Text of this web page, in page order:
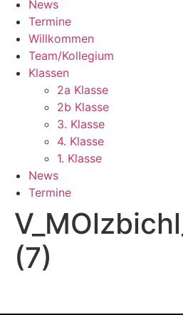
News
Termine
Willkommen
Team/Kollegium
Klassen
2a Klasse
2b Klasse
3. Klasse
4. Klasse
1. Klasse
News
Termine
(7)